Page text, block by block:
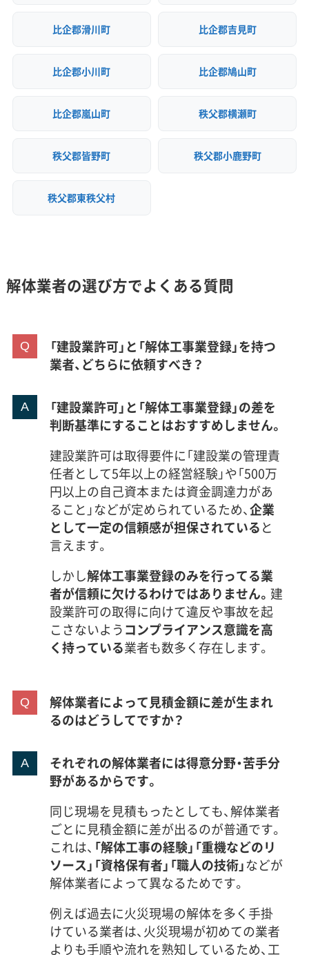
比企郡滑川町 比企郡吉見町
比企郡小川町 比企郡鳩山町
比企郡嵐山町 秩父郡横瀬町
秩父郡皆野町 秩父郡小鹿野町
秩父郡東秩父村
解体業者の選び方でよくある質問
「建設業許可」と「解体工事業登録」を持つ
業者、どちらに依頼すべき？
「建設業許可」と「解体工事業登録」の差を
判断基準にすることはおすすめしません。
建設業許可は取得要件に「建設業の管理責
任者として5年以上の経営経験」や「500万
円以上の自己資本または資金調達力があ
ること」などが定められているため、企業
として一定の信頼感が担保されていると
言えます。
しかし解体工事業登録のみを行ってる業
者が信頼に欠けるわけではありません。 建
設業許可の取得に向けて違反や事故を起
こさないようコンプライアンス意識を高
く持っている業者も数多く存在します。
解体業者によって見積金額に差が生まれ
るのはどうしてですか？
それぞれの解体業者には得意分野・苦手分
野があるからです。
同じ現場を見積もったとしても、解体業者
ごとに見積金額に差が出るのが普通です。
これは、 「解体工事の経験」「重機などのリ
ソース」「資格保有者」「職人の技術」などが
解体業者によって異なるためです。
例えば過去に火災現場の解体を多く手掛
けている業者は、火災現場が初めての業者
よりも手順や流れを熟知しているため、工